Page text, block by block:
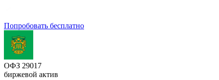
Попробовать бесплатно
ОФЗ 29017
биржевой актив